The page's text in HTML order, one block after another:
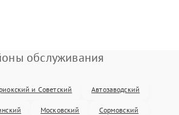
обслуживания
и Советский Автозаводский
Московский Сормовский